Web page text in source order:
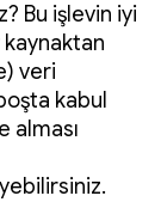
Bu işlevin iyi
kaynaktan
veri
kabul
alması